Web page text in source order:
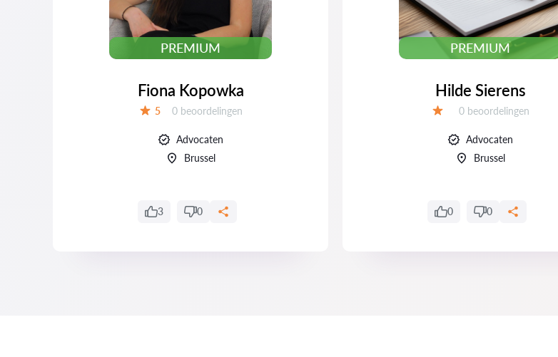
PREMIUM
Fiona Kopowka
5 Beoordelingen:
0 beoordelingen
Advocaten
Brussel
3 0
PREMIUM
Hilde Sierens
Beoordelingen:
0 beoordelingen
Advocaten
Brussel
0 0